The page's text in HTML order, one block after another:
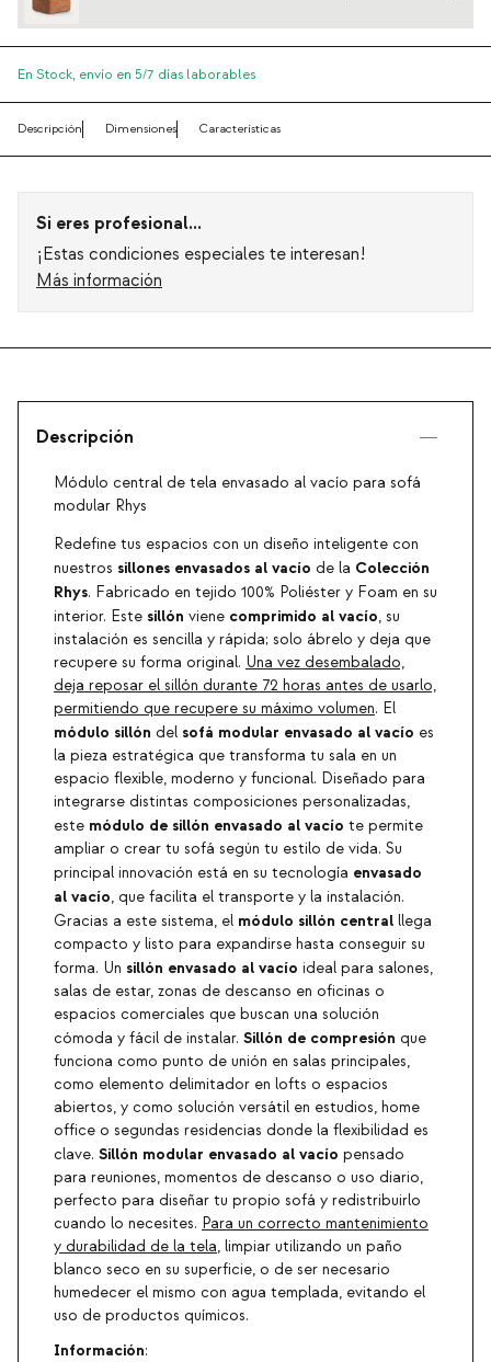
En Stock, envío en 5/7 días laborables
Descripción Dimensiones Características
Si eres profesional...
¡Estas condiciones especiales te interesan!
Más información
Descripción
Módulo central de tela envasado al vacío para sofá
modular Rhys
Redefine tus espacios con un diseño inteligente con
nuestros sillones envasados al vacío de la Colección
Rhys. Fabricado en tejido 100% Poliéster y Foam en su
interior. Este sillón viene comprimido al vacío, su
instalación es sencilla y rápida; solo ábrelo y deja que
recupere su forma original. Una vez desembalado,
deja reposar el sillón durante 72 horas antes de usarlo,
permitiendo que recupere su máximo volumen. El
módulo sillón del sofá modular envasado al vacío es
la pieza estratégica que transforma tu sala en un
espacio flexible, moderno y funcional. Diseñado para
integrarse distintas composiciones personalizadas,
este módulo de sillón envasado al vacío te permite
ampliar o crear tu sofá según tu estilo de vida. Su
principal innovación está en su tecnología envasado
al vacío, que facilita el transporte y la instalación.
Gracias a este sistema, el módulo sillón central llega
compacto y listo para expandirse hasta conseguir su
forma. Un sillón envasado al vacío ideal para salones,
salas de estar, zonas de descanso en oficinas o
espacios comerciales que buscan una solución
cómoda y fácil de instalar. Sillón de compresión que
funciona como punto de unión en salas principales,
como elemento delimitador en lofts o espacios
abiertos, y como solución versátil en estudios, home
office o segundas residencias donde la flexibilidad es
clave. Sillón modular envasado al vacío pensado
para reuniones, momentos de descanso o uso diario,
perfecto para diseñar tu propio sofá y redistribuirlo
cuando lo necesites. Para un correcto mantenimiento
y durabilidad de la tela, limpiar utilizando un paño
blanco seco en su superficie, o de ser necesario
humedecer el mismo con agua templada, evitando el
uso de productos químicos.
Información: